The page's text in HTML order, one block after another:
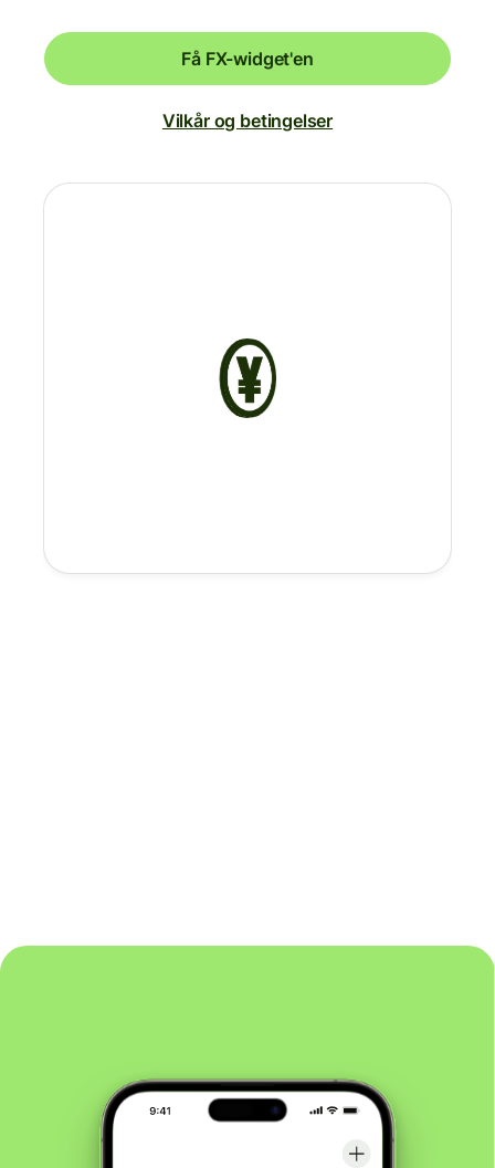
Få FX-widget'en
Vilkår og betingelser